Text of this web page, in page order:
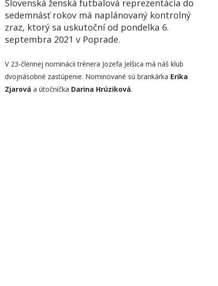
Slovenská ženská futbalová reprezentácia do
sedemnásť rokov má naplánovaný kontrolný
zraz, ktorý sa uskutoční od pondelka 6.
septembra 2021 v Poprade.
V 23-člennej nominácii trénera Jozefa Jelšica má náš klub
dvojnásobné zastúpenie. Nominované sú brankárka Erika
Zjarová a útočníčka Darina Hrúziková.